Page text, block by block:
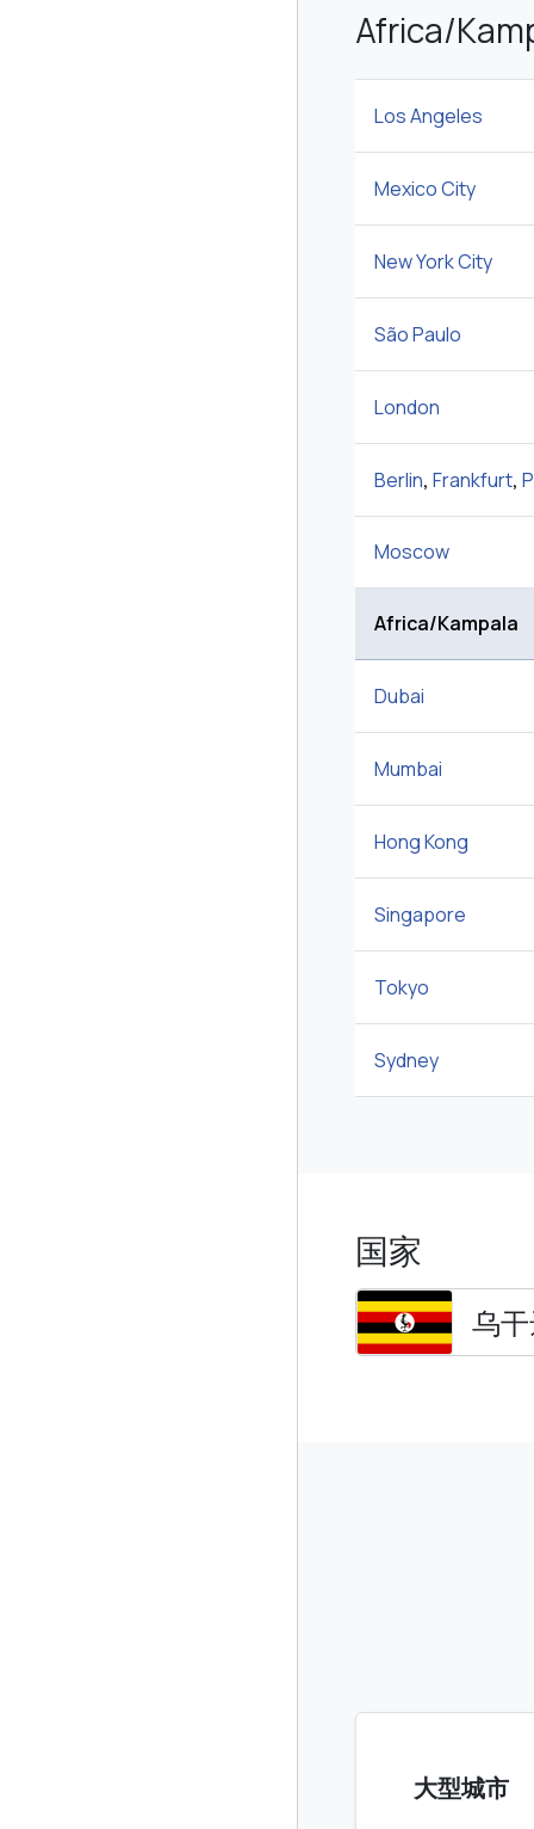
Africa/
Los Angeles
Mexico City
New York City
São Paulo
London
Berlin, Frankfurt,
Moscow
Africa/Kampala
Dubai
Mumbai
Hong Kong
Singapore
Tokyo
Sydney
国家
乌
大型城市